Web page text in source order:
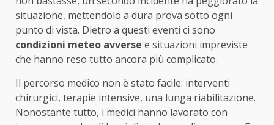
situazione, mettendolo a dura prova sotto ogni
punto di vista. Dietro a questi eventi ci sono
condizioni meteo avverse e situazioni impreviste
che hanno reso tutto ancora più complicato.
Il percorso medico non è stato facile: interventi
chirurgici, terapie intensive, una lunga riabilitazione.
Nonostante tutto, i medici hanno lavorato con